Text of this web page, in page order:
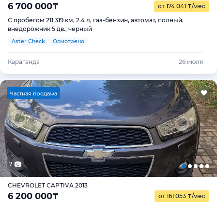
6 700 000₸ от 174 041 ₸/мес
С пробегом 211 319 км, 2.4 л, газ-бензин, автомат, полный,
внедорожник 5 дв., черный
Aster Check Осмотрено
Караганда 26 июля
Частная продажа
7
CHEVROLET CAPTIVA 2013
6 200 000₸ от 161 053 ₸/мес